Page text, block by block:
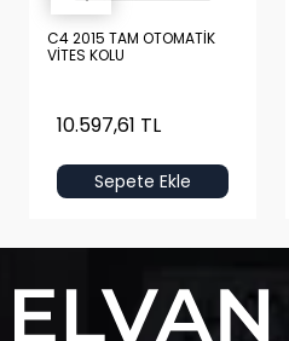
C4 2015 TAM OTOMATİK
VİTES KOLU
10.597,61 TL
Sepete Ekle